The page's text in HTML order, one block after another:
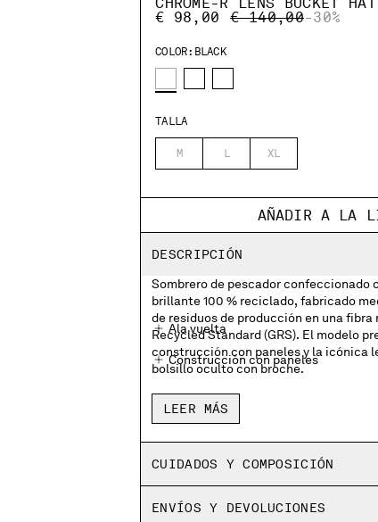
€ 98,00
PRICE REDUCED
€ 140,00TO
-30%
COLOR: BLACK
TALLA
M L XL
AÑADIR A LA
DESCRIPCIÓN
Sombrero de pescador
brillante 100 % reciclado, fabricado
de residuos de producción en una
Recycled Standard (GRS). El modelo
construcción con paneles y la icónica
bolsillo oculto con broche.
Ala vuelta
Construcción con paneles
Detalle de lente con bolsillo oculto
LEER MÁS
CUIDADOS Y COMPOSICIÓN
ENVÍOS Y DEVOLUCIONES